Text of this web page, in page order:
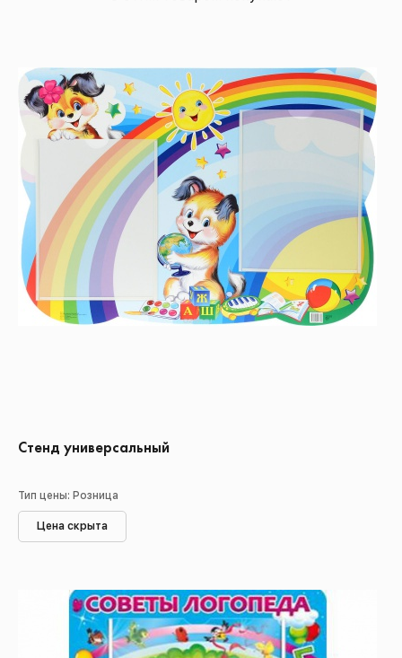
Стенд универсальный
Тип цены: Розница
Цена скрыта